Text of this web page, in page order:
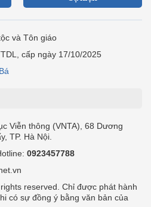
và Tôn giáo
cấp ngày 17/10/2025
Viễn thông (VNTA), 68 Dương
TP. Hà Nội.
0923457788
reserved. Chỉ được phát hành
có sự đồng ý bằng văn bản của